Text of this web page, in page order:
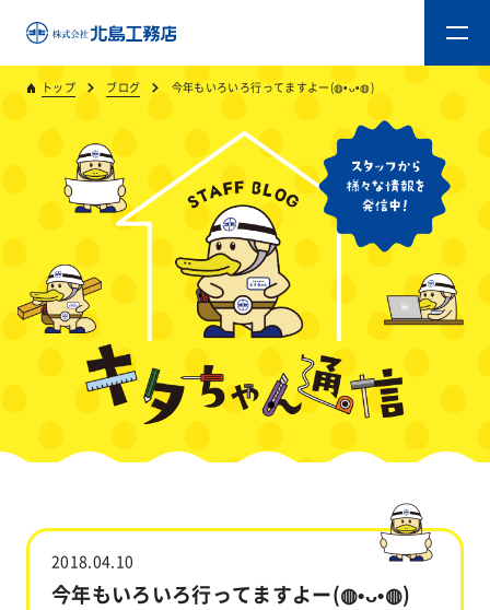
トップ ブログ 今年もいろいろ行ってますよー(◍•ᴗ•◍)
2018.04.10
今年もいろいろ行ってますよー(◍•ᴗ•◍)
トップ
キタジマのものづくり
重量木骨造SE構法
新築工事
リフォーム